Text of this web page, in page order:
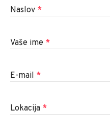
Naslov *
Vaše ime *
E-mail *
Lokacija *